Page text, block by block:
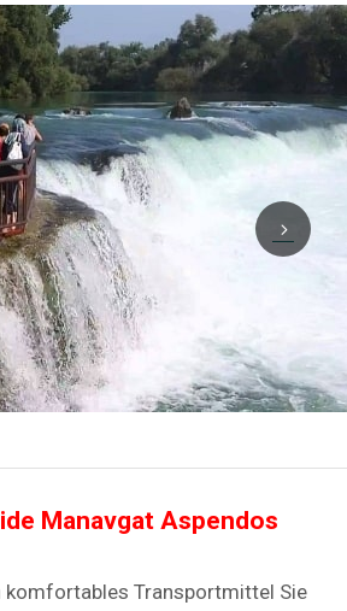
Manavgat Aspendos
komfortables Transportmittel Sie